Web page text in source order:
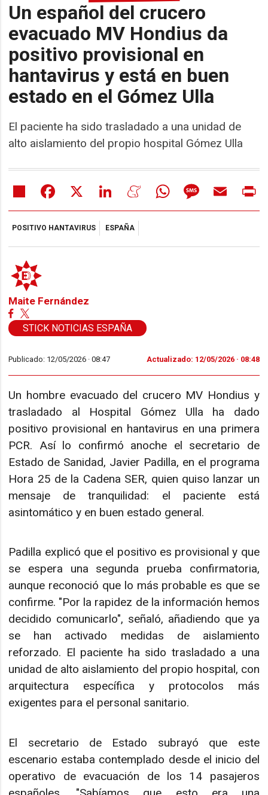
Un español del crucero
evacuado MV Hondius da
positivo provisional en
hantavirus y está en buen
estado en el Gómez Ulla
El paciente ha sido trasladado a una unidad de
alto aislamiento del propio hospital Gómez Ulla
Share Facebook LinkedIn MeneameWhatsAppMessageEmail
POSITIVO HANTAVIRUS ESPAÑA
Maite Fernández
STICK NOTICIAS ESPAÑA
Publicado: 12/05/2026 ·08:47 Actualizado: 12/05/2026 · 08:48
Un hombre evacuado del crucero MV Hondius y
trasladado al Hospital Gómez Ulla ha dado
positivo provisional en hantavirus en una primera
PCR. Así lo confirmó anoche el secretario de
Estado de Sanidad, Javier Padilla, en el programa
Hora 25 de la Cadena SER, quien quiso lanzar un
mensaje de tranquilidad: el paciente está
asintomático y en buen estado general.
Padilla explicó que el positivo es provisional y que
se espera una segunda prueba confirmatoria,
aunque reconoció que lo más probable es que se
confirme. "Por la rapidez de la información hemos
decidido comunicarlo", señaló, añadiendo que ya
se han activado medidas de aislamiento
reforzado. El paciente ha sido trasladado a una
unidad de alto aislamiento del propio hospital, con
arquitectura específica y protocolos más
exigentes para el personal sanitario.
El secretario de Estado subrayó que este
escenario estaba contemplado desde el inicio del
operativo de evacuación de los 14 pasajeros